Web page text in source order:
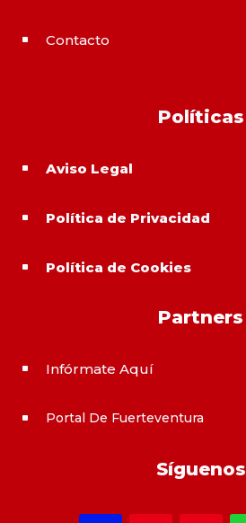
^ Contacto
Políticas
^ Aviso Legal
^ Política de Privacidad
^ Política de Cookies
Partners
^ Infórmate Aquí
^ Portal De Fuerteventura
Síguenos